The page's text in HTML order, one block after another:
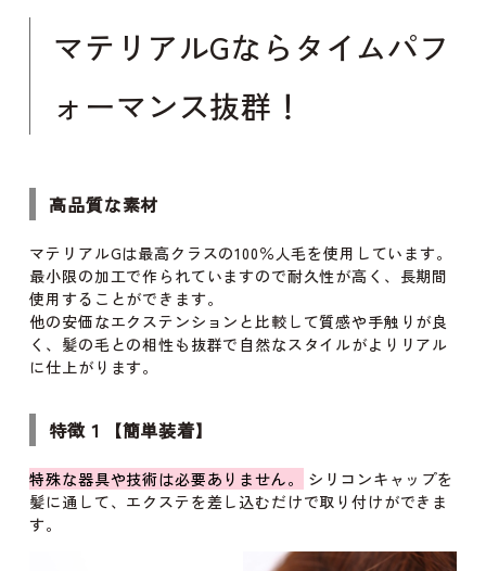
マテリアルGならタイムパフ
ォーマンス抜群！
高品質な素材
マテリアルGは最高クラスの100％人毛を使用しています。
最小限の加工で作られていますので耐久性が高く、長期間
使用することができます。
他の安価なエクステンションと比較して質感や手触りが良
く、髪の毛との相性も抜群で自然なスタイルがよりリアル
に仕上がります。
特徴１【簡単装着】
特殊な器具や技術は必要ありません。
シリコンキャップを
髪に通して、エクステを差し込むだけで取り付けができま
す。